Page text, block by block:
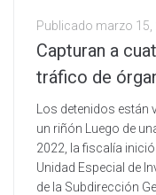
Publicado marzo 15,
Capturan a
tráfico de
Los detenidos
un riñón Luego de
2022, la fiscalía
Unidad Especial de
de la Subdirección